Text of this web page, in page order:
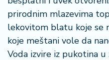
prirodnim mlazevima
lekovitom blatu koje se
koje meštani vole da
Voda izvire iz pukotina